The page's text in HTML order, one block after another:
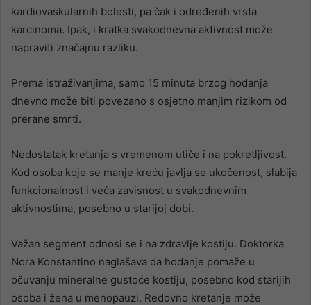
kardiovaskularnih bolesti, pa čak i određenih vrsta
karcinoma. Ipak, i kratka svakodnevna aktivnost može
napraviti značajnu razliku.
Prema istraživanjima, samo 15 minuta brzog hodanja
dnevno može biti povezano s osjetno manjim rizikom od
prerane smrti.
Nedostatak kretanja s vremenom utiče i na pokretljivost.
Kod osoba koje se manje kreću javlja se ukočenost, slabija
funkcionalnost i veća zavisnost u svakodnevnim
aktivnostima, posebno u starijoj dobi.
Važan segment odnosi se i na zdravlje kostiju. Doktorka
Nora Konstantino naglašava da hodanje pomaže u
očuvanju mineralne gustoće kostiju, posebno kod starijih
osoba i žena u menopauzi. Redovno kretanje može